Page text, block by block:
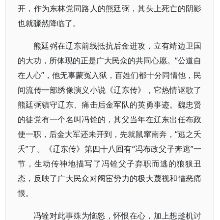
开，作为东林党同路人的熊廷弼，其头上死亡的阴影
也就骤然降临了。
熊廷弼在辽东前线抵抗后金进攻，立有靖边卫国
的大功，所体现的正是广大民众的共同心愿。“公道自
在人心”，他无辜蒙冤入狱，百姓们都十分同情他，民
间流传一部绣像演义小说《辽东传》，它热情讴歌了
熊廷弼镇守辽东、痛击后金军队的英勇事迹。魏忠贤
的徒党有一个名叫冯铨的，其父当年在辽东出任布政
使一职，后金大军还未开到，先就鼠窜南奔，“逃之夭
夭”了。《辽东传》第四十八回有“冯布政父子奔逃”一
节，生动传神地描写了冯铨父子弃职而逃的狼狈丑
态，反映了广大民众对阉宦势力的极大蔑视和憎恶痛
恨。
冯铨对此事殊为恼怒，怀恨在心，加上想趁机讨